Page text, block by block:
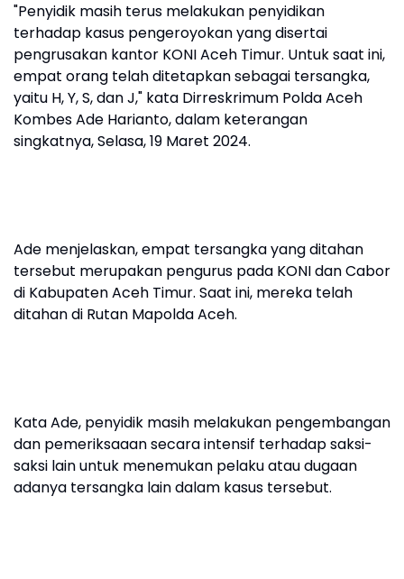
"Penyidik masih terus melakukan penyidikan
terhadap kasus pengeroyokan yang disertai
pengrusakan kantor KONI Aceh Timur. Untuk saat ini,
empat orang telah ditetapkan sebagai tersangka,
yaitu H, Y, S, dan J," kata Dirreskrimum Polda Aceh
Kombes Ade Harianto, dalam keterangan
singkatnya, Selasa, 19 Maret 2024.
Ade menjelaskan, empat tersangka yang ditahan
tersebut merupakan pengurus pada KONI dan Cabor
di Kabupaten Aceh Timur. Saat ini, mereka telah
ditahan di Rutan Mapolda Aceh.
Kata Ade, penyidik masih melakukan pengembangan
dan pemeriksaaan secara intensif terhadap saksi-
saksi lain untuk menemukan pelaku atau dugaan
adanya tersangka lain dalam kasus tersebut.